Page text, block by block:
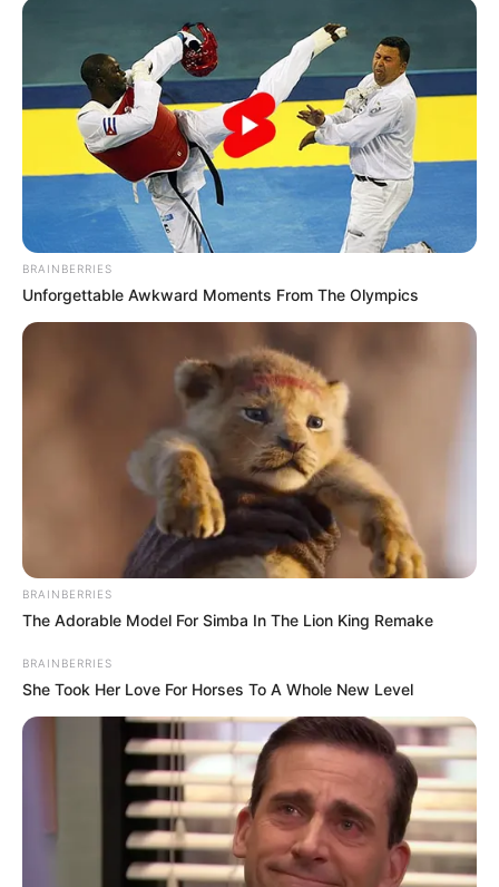
BRAINBERRIES
Unforgettable Awkward Moments From The Olympics
BRAINBERRIES
The Adorable Model For Simba In The Lion King Remake
BRAINBERRIES
She Took Her Love For Horses To A Whole New Level